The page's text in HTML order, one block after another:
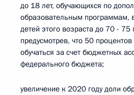
до 18 лет, обучающихся по
образовательным программам,
детей этого возраста до 70 - 75
предусмотрев, что 50
обучаться за счет бюджетных
федерального бюджета;
увеличение к 2020 году доли